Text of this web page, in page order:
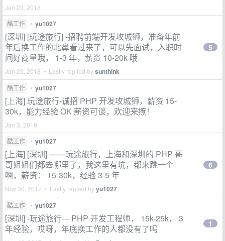
Jan 23, 2018
酷工作
• yu1027
[深圳] [玩途旅行] -招聘前端开发攻城狮，准备年前
年后换工作的北鼻看过来了，可以先面试，入职时
间好商量哦， 1-3 年，薪资 10-20k 哦
Jan 23, 2018 • Lastly replied bysunthink
5
酷工作 • yu1027
[上海] 玩途旅行-诚招 PHP 开发攻城狮，薪资 15-
30k，能力经验 OK 薪资可谈，欢迎来撩！
Jan 3, 2018
酷工作
• yu1027
[上海] [深圳] ——玩途旅行，上海和深圳的 PHP 哥
哥姐姐们都去哪里了，我这里有坑，都来跳一个
啊，薪资： 15-30k，经验 3-5 年
Nov 30, 2017 • Lastly replied byyu1027
6
酷工作 • yu1027
[深圳] -玩途旅行--- PHP 开发工程师， 15k-25k， 3
年经验，哎呀，年底换工作的人都没有了吗
1